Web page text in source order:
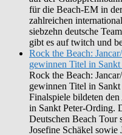
für die Beach-EM in
zahlreichen
siebzehn deutsche
gibt es auf twitch und
Rock the Beach:
gewinnen Titel in
Rock the Beach:
gewinnen Titel in
Finalspiele bildeten
in Sankt Peter-Ording.
Deutschen Beach Tour
Josefine Schäkel sowie